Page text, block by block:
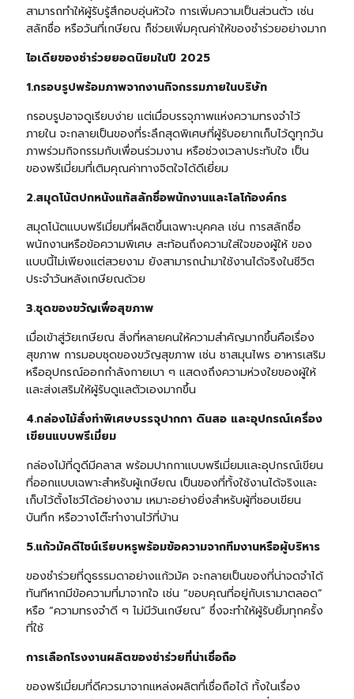
สามารถทำให้ผู้รับรู้สึกอบอุ่นหัวใจ การเพิ่มความเป็นส่วนตัว เช่น
สลักชื่อ หรือวันที่เกษียณ ก็ช่วยเพิ่มคุณค่าให้ของชำร่วยอย่างมาก
ไอเดียของชำร่วยยอดนิยมในปี 2025
1.กรอบรูปพร้อมภาพจากงานกิจกรรมภายในบริษัท
กรอบรูปอาจดูเรียบง่าย แต่เมื่อบรรจุภาพแห่งความทรงจำไว้
ภายใน จะกลายเป็นของที่ระลึกสุดพิเศษที่ผู้รับอยากเก็บไว้ดูทุกวัน
ภาพร่วมกิจกรรมกับเพื่อนร่วมงาน หรือช่วงเวลาประทับใจ เป็น
ของพรีเมี่ยมที่เติมคุณค่าทางจิตใจได้ดีเยี่ยม
2.สมุดโน้ตปกหนังแท้สลักชื่อพนักงานและโลโก้องค์กร
สมุดโน้ตแบบพรีเมี่ยมที่ผลิตขึ้นเฉพาะบุคคล เช่น การสลักชื่อ
พนักงานหรือข้อความพิเศษ สะท้อนถึงความใส่ใจของผู้ให้ ของ
แบบนี้ไม่เพียงแต่สวยงาม ยังสามารถนำมาใช้งานได้จริงในชีวิต
ประจำวันหลังเกษียณด้วย
3.ชุดของขวัญเพื่อสุขภาพ
เมื่อเข้าสู่วัยเกษียณ สิ่งที่หลายคนให้ความสำคัญมากขึ้นคือเรื่อง
สุขภาพ การมอบชุดของขวัญสุขภาพ เช่น ชาสมุนไพร อาหารเสริม
หรืออุปกรณ์ออกกำลังกายเบา ๆ แสดงถึงความห่วงใยของผู้ให้
และส่งเสริมให้ผู้รับดูแลตัวเองมากขึ้น
4.กล่องไม้สั่งทำพิเศษบรรจุปากกา ดินสอ และอุปกรณ์เครื่อง
เขียนแบบพรีเมี่ยม
กล่องไม้ที่ดูดีมีคลาส พร้อมปากกาแบบพรีเมี่ยมและอุปกรณ์เขียน
ที่ออกแบบเฉพาะสำหรับผู้เกษียณ เป็นของที่ทั้งใช้งานได้จริงและ
เก็บไว้ตั้งโชว์ได้อย่างงาม เหมาะอย่างยิ่งสำหรับผู้ที่ชอบเขียน
บันทึก หรือวางโต๊ะทำงานไว้ที่บ้าน
5.แก้วมัคดีไซน์เรียบหรูพร้อมข้อความจากทีมงานหรือผู้บริหาร
ของชำร่วยที่ดูธรรมดาอย่างแก้วมัคจะกลายเป็นของที่น่าจดจำได้
ทันทีหากมีข้อความที่มาจากใจ เช่น “ขอบคุณที่อยู่กับเรามาตลอด”
หรือ “ความทรงจำดี ๆ ไม่มีวันเกษียณ” ซึ่งจะทำให้ผู้รับยิ้มทุกครั้ง
ที่ใช้
การเลือกโรงงานผลิตของชำร่วยที่น่าเชื่อถือ
ของพรีเมี่ยมที่ดีควรมาจากแหล่งผลิตที่เชื่อถือได้ ทั้งในเรื่อง